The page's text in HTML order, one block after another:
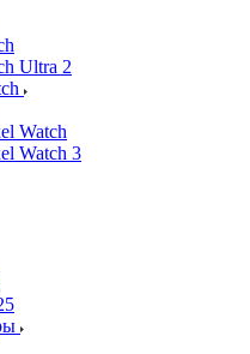
Ultra 2
Watch
Watch 3